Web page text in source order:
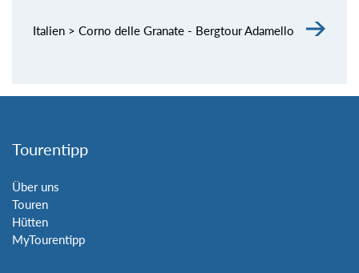
Italien > Corno delle Granate - Bergtour Adamello
Tourentipp
Über uns
Touren
Hütten
MyTourentipp